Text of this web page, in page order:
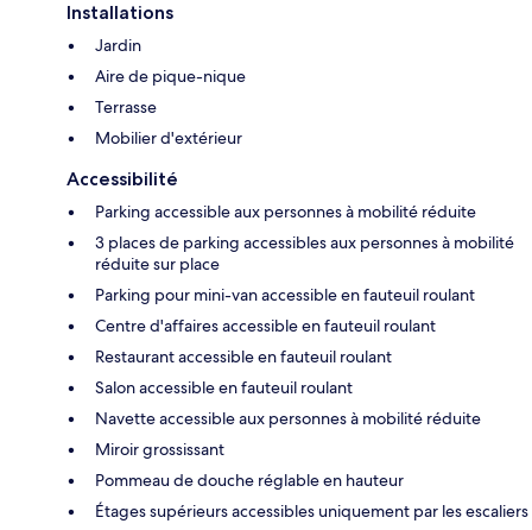
Installations
Jardin
Aire de pique-nique
Terrasse
Mobilier d'extérieur
Accessibilité
Parking accessible aux personnes à mobilité réduite
3 places de parking accessibles aux personnes à mobilité
réduite sur place
Parking pour mini-van accessible en fauteuil roulant
Centre d'affaires accessible en fauteuil roulant
Restaurant accessible en fauteuil roulant
Salon accessible en fauteuil roulant
Navette accessible aux personnes à mobilité réduite
Miroir grossissant
Pommeau de douche réglable en hauteur
Étages supérieurs accessibles uniquement par les escaliers